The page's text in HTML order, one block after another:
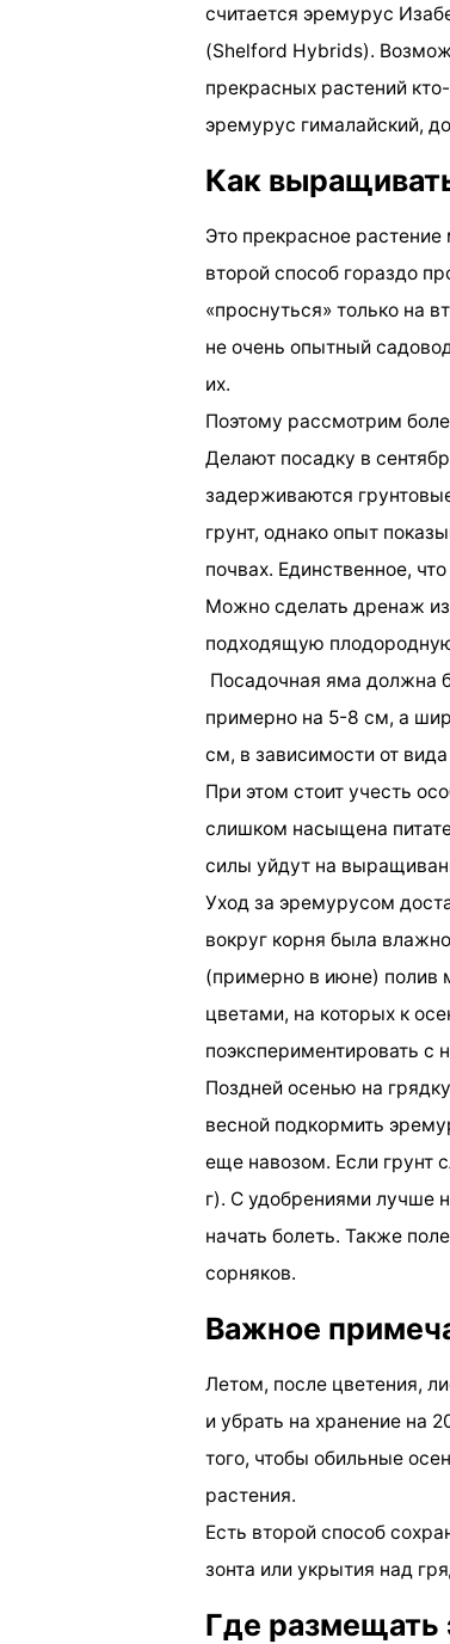
считается эремурус
(Shelford Hybrids).
прекрасных растений
эремурус гималайский,
Как
Это прекрасное
второй способ гораздо
«проснуться» только на
не очень опытный
их.
Поэтому рассмотрим
Делают посадку в
задерживаются
грунт, однако опыт
почвах. Единственное,
Можно сделать дренаж из
подходящую
Посадочная яма должна
примерно на 5-8 см, а
см, в зависимости от
При этом стоит учесть
слишком насыщена
силы уйдут на
Уход за эремурусом
вокруг корня была
(примерно в июне) полив
цветами, на которых к
поэкспериментировать с
Поздней осенью на
весной подкормить
еще навозом. Если грунт
г). С удобрениями лучше
начать болеть. Также
сорняков.
Важное
Летом, после цветения,
и убрать на хранение на
того, чтобы обильные
растения.
Есть второй способ
зонта или укрытия над
Где размещать